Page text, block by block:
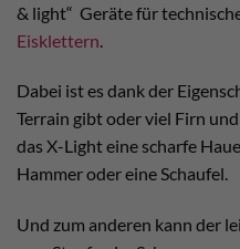
& light“ Geräte für
Eisklettern
Dabei ist es dank der
Terrain gibt oder viel Firn
das X-Light eine scharfe
Hammer oder eine Schaufel.
Und zum anderen kann der